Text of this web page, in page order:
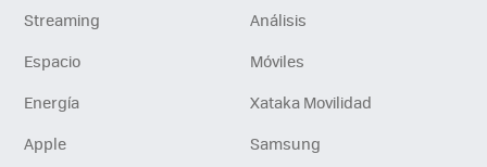
Streaming
Análisis
Espacio
Móviles
Energía
Xataka Movilidad
Apple
Samsung